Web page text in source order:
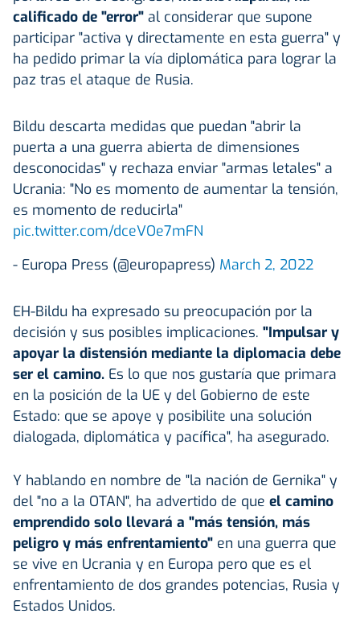
calificado de "error" al considerar que supone
participar "activa y directamente en esta guerra" y
ha pedido primar la vía diplomática para lograr la
paz tras el ataque de Rusia.
Bildu descarta medidas que puedan "abrir la
puerta a una guerra abierta de dimensiones
desconocidas" y rechaza enviar "armas letales" a
Ucrania: "No es momento de aumentar la tensión,
es momento de reducirla"
pic.twitter.com/dceVOe7mFN
- Europa Press (@europapress) March 2, 2022
EH-Bildu ha expresado su preocupación por la
decisión y sus posibles implicaciones. "Impulsar y
apoyar la distensión mediante la diplomacia debe
ser el camino. Es lo que nos gustaría que primara
en la posición de la UE y del Gobierno de este
Estado: que se apoye y posibilite una solución
dialogada, diplomática y pacífica", ha asegurado.
Y hablando en nombre de "la nación de Gernika" y
del "no a la OTAN", ha advertido de que el camino
emprendido solo llevará a "más tensión, más
peligro y más enfrentamiento" en una guerra que
se vive en Ucrania y en Europa pero que es el
enfrentamiento de dos grandes potencias, Rusia y
Estados Unidos.